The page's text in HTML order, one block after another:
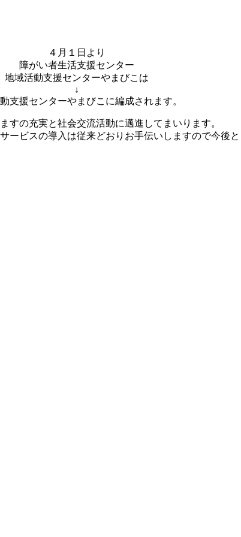
４月１日より
障がい者生活支援センター
地域活動支援センターやまびこは
↓
支援センターやまびこに編成されます。
すの充実と社会交流活動に邁進してまいります。
ービスの導入は従来どおりお手伝いしますので今後と